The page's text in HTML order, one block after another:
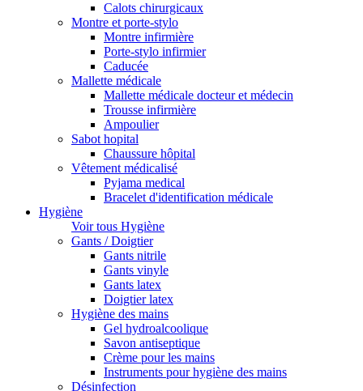
Calots chirurgicaux
Montre et porte-stylo
Montre infirmière
Porte-stylo infirmier
Caducée
Mallette médicale
Mallette médicale docteur et médecin
Trousse infirmière
Ampoulier
Sabot hopital
Chaussure hôpital
Vêtement médicalisé
Pyjama medical
Bracelet d'identification médicale
Hygiène
Voir tous Hygiène
Gants / Doigtier
Gants nitrile
Gants vinyle
Gants latex
Doigtier latex
Hygiène des mains
Gel hydroalcoolique
Savon antiseptique
Crème pour les mains
Instruments pour hygiène des mains
Désinfection